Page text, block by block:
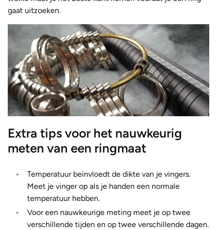
gaat uitzoeken.
Extra tips voor het nauwkeurig
meten van een ringmaat
Temperatuur beïnvloedt de dikte van je vingers.
Meet je vinger op als je handen een normale
temperatuur hebben.
Voor een nauwkeurige meting meet je op twee
verschillende tijden en op twee verschillende dagen.